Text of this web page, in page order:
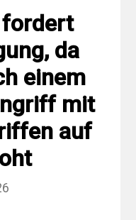
fordert
da
einem
mit
auf